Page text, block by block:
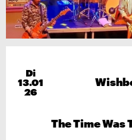
Di
13.01
26
The Time Was